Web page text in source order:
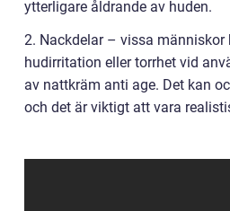
ytterligare åldrande av huden.
2. Nackdelar – vissa människor
hudirritation eller torrhet vid
av nattkräm anti age. Det kan
och det är viktigt att vara